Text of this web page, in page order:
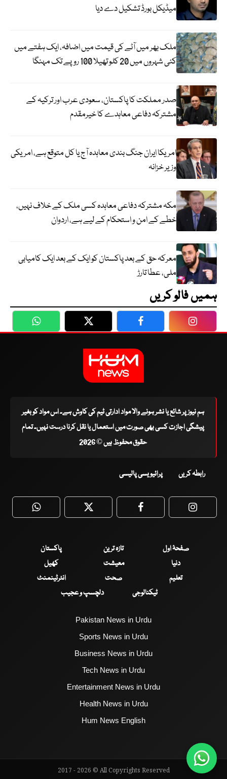
میڈیکل بورڈ تشکیل دے دیا
ملک بھر میں آٹے کی قیمت میں اضافہ، ایک ہفتے میں
کئی شہروں میں 20 کلو تھیلا 100 روپے تک مہنگا
صدر مملکت کا پاکستان، سعودی عرب اور ترکیہ کے
مشترکہ دفاعی معاہدے کا خیرمقدم
امریکا ایران جنگ بندی معاہدہ آج یا کل متوقع ہے، امریکی
وزیر خزانہ
مکہ مشترکہ دفاعی معاہدہ کسی ملک کے خلاف نہیں،
خطے کے امن و استحکام کے لیے ہے، اردوان
معرکہ حق کے بعد پاکستان کو ایک کے بعد ایک کامیابی
ملی، عطا تارڑ
ہمیں فالو کریں
WhatsApp Twitter Facebook
ہم نیوز پر شائع یا نشر ہونے والا مواد ادارتی ٹیم کی کاوش ہے۔ اس مواد کو بغیر
پیشگی اجازت کسی بھی صورت میں استعمال یا نقل کرنا درست نہیں۔ تمام
حقوق محفوظ ہیں © 2026
رابطہ کریں پرائیویسی پالیسی
WhatsApp Twitter Facebook
صفحۂ اول تازہ ترین
پاکستان
دنیا
معیشت
کھیل
تعلیم
صحت
انٹرٹینمنٹ
ٹیکنالوجی
دلچسپ و عجیب
Pakistan News in Urdu
Sports News in Urdu
Business News in Urdu
Tech News in Urdu
Entertainment News in Urdu
Health News in Urdu
Hum News English
2017 - 2026 © All Copyrights Reserved